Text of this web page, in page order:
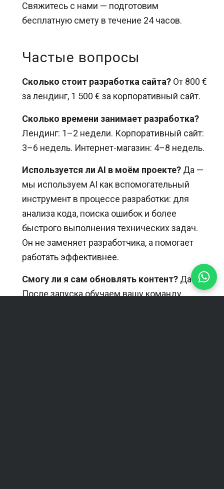
Свяжитесь с нами — подготовим
бесплатную смету в течение 24 часов.
Частые вопросы
Сколько стоит разработка сайта?От 800 €
за лендинг, 1 500 € за корпоративный сайт.
Сколько времени занимает разработка?
Лендинг: 1–2 недели. Корпоративный сайт:
3–6 недель. Интернет-магазин: 4–8 недель.
Используется ли AI в моём проекте? Да —
мы используем AI как вспомогательный
инструмент в процессе разработки: для
анализа кода, поиска ошибок и более
быстрого выполнения технических задач.
Он не заменяет разработчика, а помогает
работать эффективнее.
Смогу ли я сам обновлять контент?Да.
После запуска обучаем вашу команду.